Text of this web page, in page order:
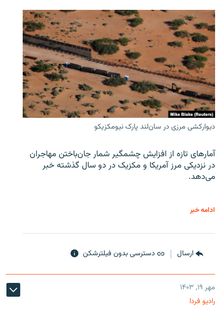
دیوارکشی مرزی در سان‌لند پارک نیومکزیکو
آمارهای تازه از افزایش چشمگیر شمار جان‌باختن مهاجران
در نزدیکی مرز آمریکا و مکزیک در دو سال گذشته خبر
می‌دهد.
ادامه خبر
ارسال دسترسی بدون فیلترشکن
مهر ۱۹, ۱۴۰۳
رادیو فردا